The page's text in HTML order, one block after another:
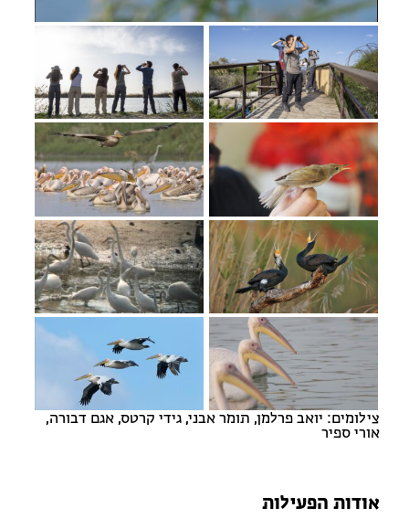
מחנות קיץ
מחנות קיץ
חופשות בבתי ספר שדה
ארץ אהבתי – קבוצות טיולים למבוגרים
צילומים: יואב פרלמן, תומר אבני, גידי קרטס, אגם דבורה,
אורי ספיר
אודות הפעילות